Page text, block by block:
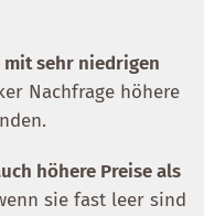
mit sehr niedrigen
Nachfrage höhere
höhere Preise als
sie fast leer sind